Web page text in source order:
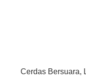
Cerdas Bersuara,